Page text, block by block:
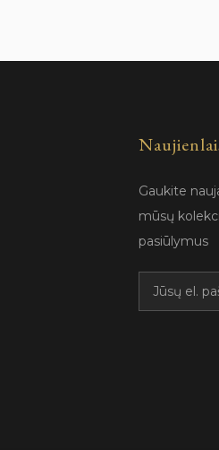
Gaukite
mūsų
pasiūlymus